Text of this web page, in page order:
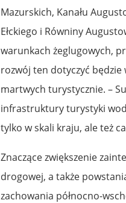
Mazurskich, Kanału
Ełckiego i Równiny
warunkach żeglugowych,
rozwój ten dotyczyć
martwych turystycznie. –
infrastruktury turystyki
tylko w skali kraju, ale też
Znaczące zwiększenie
drogowej, a także
zachowania północno-